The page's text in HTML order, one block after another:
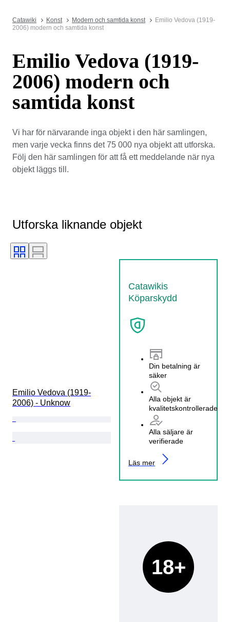
Catawiki Konst Modern och samtida konst
Emilio Vedova (1919-
2006) modern och samtida konst
Emilio Vedova (1919-
2006) modern och
samtida konst
Vi har för närvarande inga objekt i den här samlingen,
men varje vecka finns det 75 000 nya objekt att utforska.
Följ den här samlingen för att få ett meddelande när nya
objekt läggs till.
Utforska liknande objekt
Catawikis
Köparskydd
Din betalning är
säker
Alla objekt är
kvalitetskontrollerade
Alla säljare är
verifierade
Läs mer
Emilio Vedova (1919-
2006) - Unknow
18+